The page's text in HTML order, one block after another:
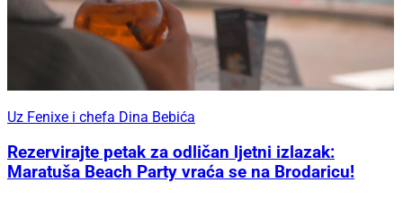
Uz Fenixe i chefa Dina Bebića
Rezervirajte petak za odličan ljetni izlazak:
Maratuša Beach Party vraća se na Brodaricu!